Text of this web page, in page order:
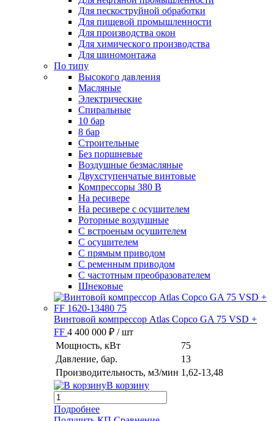
Для пескоструйной обработки
Для пищевой промышленности
Для производства окон
Для химического производства
Для шиномонтажа
По типу
Высокого давления
Масляные
Электрические
Спиральные
10 бар
8 бар
Cтроительные
Без поршневые
Воздушные безмасляные
Двухступенчатые винтовые
Компрессоры 380 В
На ресивере
На ресивере с осушителем
Роторные воздушные
С встроеным осушителем
С осушителем
С прямым приводом
С ременным приводом
С частотным преобразователем
Шнековые
Винтовой компрессор Atlas Copco GA 75 VSD +
FF 4 400 000 ₽ / шт
Мощность, кВт
75
Давление, бар.
13
Производительность, м3/мин 1,62-13,48
В корзину
Подробнее